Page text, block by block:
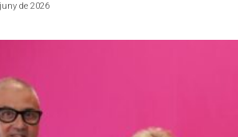
de 2026